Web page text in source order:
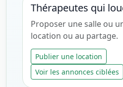
Thérapeutes qui
Proposer une salle ou
location ou au partage.
Publier une location
Voir les annonces ciblées